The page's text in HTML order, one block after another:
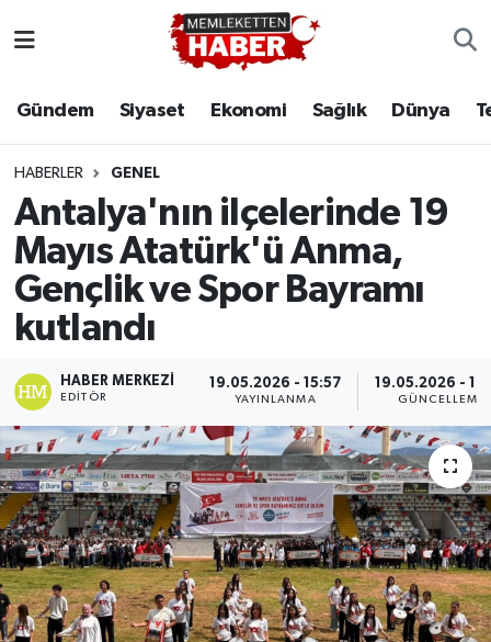
Gündem Siyaset Ekonomi Sağlık Dünya
HABERLER GENEL
Antalya'nın ilçelerinde 19
Mayıs Atatürk'ü Anma,
Gençlik ve Spor Bayramı
kutlandı
HABER MERKEZI
EDITÖR
19.05.2026 - 15:57
YAYINLANMA
19.05.2026 -
GÜNCELLEME